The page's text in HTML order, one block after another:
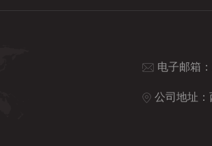
电子邮箱：
公司地址